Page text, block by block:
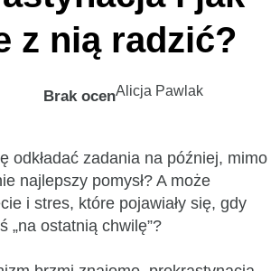
z nią radzić?
Brak ocenAlicja Pawlak
odkładać zadania na później, mimo
najlepszy pomysł? A może
i stres, które pojawiały się, gdy
„na ostatnią chwilę”?